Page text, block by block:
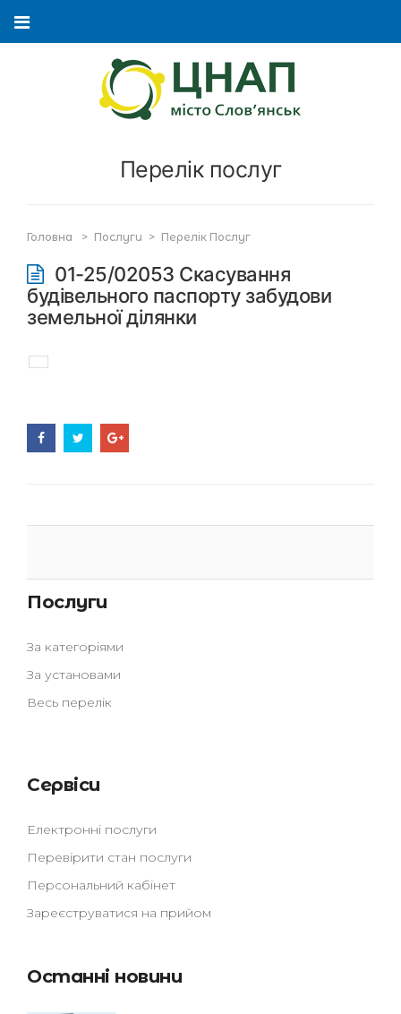
Перелік послуг
Головна > Послуги > Перелік Послуг
Послуги
За категоріями
За установами
Весь перелік
Сервіси
Електронні послуги
Перевірити стан послуги
Персональний кабінет
Зареєструватися на прийом
Останні новини
01-25/02053 Скасування
будівельного паспорту забудови
земельної ділянки